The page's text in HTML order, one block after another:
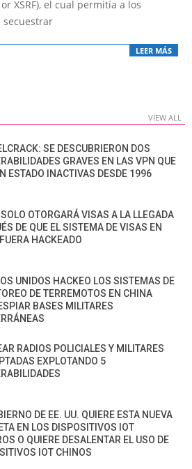
XSRF), el cual permitía a los
secuestrar
LEER MÁS
VIEW ALL
SE DESCUBRIERON DOS
GRAVES EN LAS VPN QUE
ESTADO INACTIVAS DESDE 1996
OTORGARÁ VISAS A LA LLEGADA
DE QUE EL SISTEMA DE VISAS EN
HACKEADO
UNIDOS HACKEO LOS SISTEMAS DE
DE TERREMOTOS EN CHINA
BASES MILITARES
RADIOS POLICIALES Y MILITARES
EXPLOTANDO 5
DE EE. UU. QUIERE ESTA NUEVA
EN LOS DISPOSITIVOS IOT
O QUIERE DESALENTAR EL USO DE
IOT CHINOS